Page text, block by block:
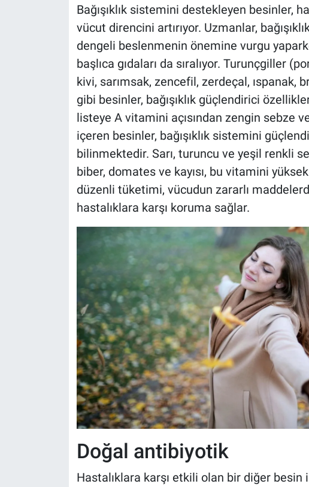
Bağışıklık sistemini destekleyen besinler,
vücut direncini artırıyor. Uzmanlar,
dengeli beslenmenin önemine vurgu
başlıca gıdaları da sıralıyor. Turunçgiller
kivi, sarımsak, zencefil, zerdeçal, ıspanak,
gibi besinler, bağışıklık güçlendirici
listeye A vitamini açısından zengin sebze
içeren besinler, bağışıklık sistemini
bilinmektedir. Sarı, turuncu ve yeşil renkli
biber, domates ve kayısı, bu vitamini
düzenli tüketimi, vücudun zararlı
hastalıklara karşı koruma sağlar.
Doğal antibiyotik
Hastalıklara karşı etkili olan bir diğer besin